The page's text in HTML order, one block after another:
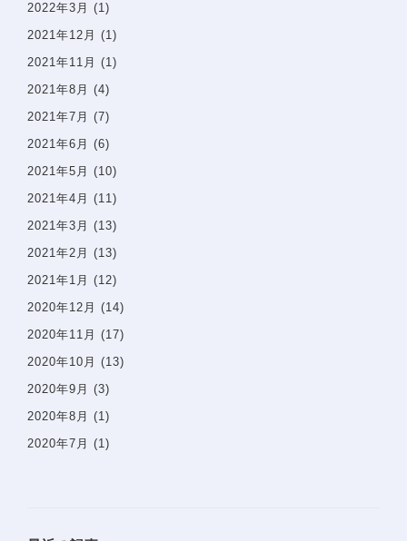
Googlemaps
問診票
2022年3月 (1)
2021年12月 (1)
2021年11月 (1)
2021年8月 (4)
2021年7月 (7)
2021年6月 (6)
2021年5月 (10)
2021年4月 (11)
2021年3月 (13)
2021年2月 (13)
2021年1月 (12)
2020年12月 (14)
2020年11月 (17)
2020年10月 (13)
2020年9月 (3)
2020年8月 (1)
2020年7月 (1)